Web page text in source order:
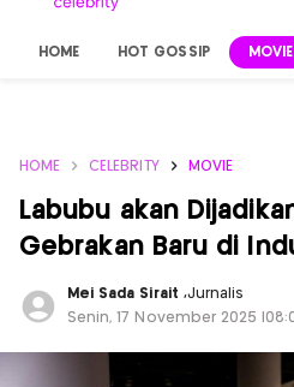
HOME HOT GOSSIP MOVIE
HOME CELEBRITY MOVIE
Labubu akan
Gebrakan Baru di
Mei Sada Sirait ,Jurnalis
Senin, 17 November 2025